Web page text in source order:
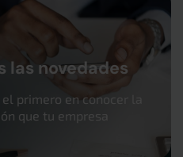
las novedades
primero en conocer la
que tu empresa